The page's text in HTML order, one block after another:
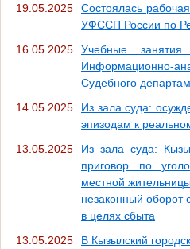
19.05.2025
Состоялась
УФССП России по
16.05.2025
Учебные
Информационно-
Судебного
14.05.2025
Из зала суда:
эпизодам к
13.05.2025
Из зала суда:
приговор по
местной
незаконный оборот
в целях сбыта
13.05.2025
В Кызылский